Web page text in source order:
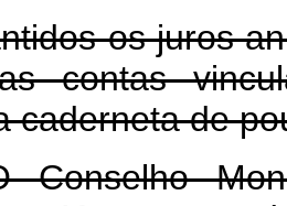
os juros
contas
caderneta de
Conselho